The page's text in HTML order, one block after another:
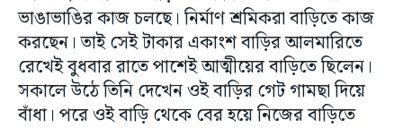
ভাঙাভাঙির কাজ চলছে। নির্মাণ শ্রমিকরা বাড়িতে কাজ
করছেন। তাই সেই টাকার একাংশ বাড়ির আলমারিতে
রেখেই বুধবার রাতে পাশেই আত্মীয়ের বাড়িতে ছিলেন।
সকালে উঠে তিনি দেখেন ওই বাড়ির গেট গামছা দিয়ে
বাঁধা। পরে ওই বাড়ি থেকে বের হয়ে নিজের বাড়িতে